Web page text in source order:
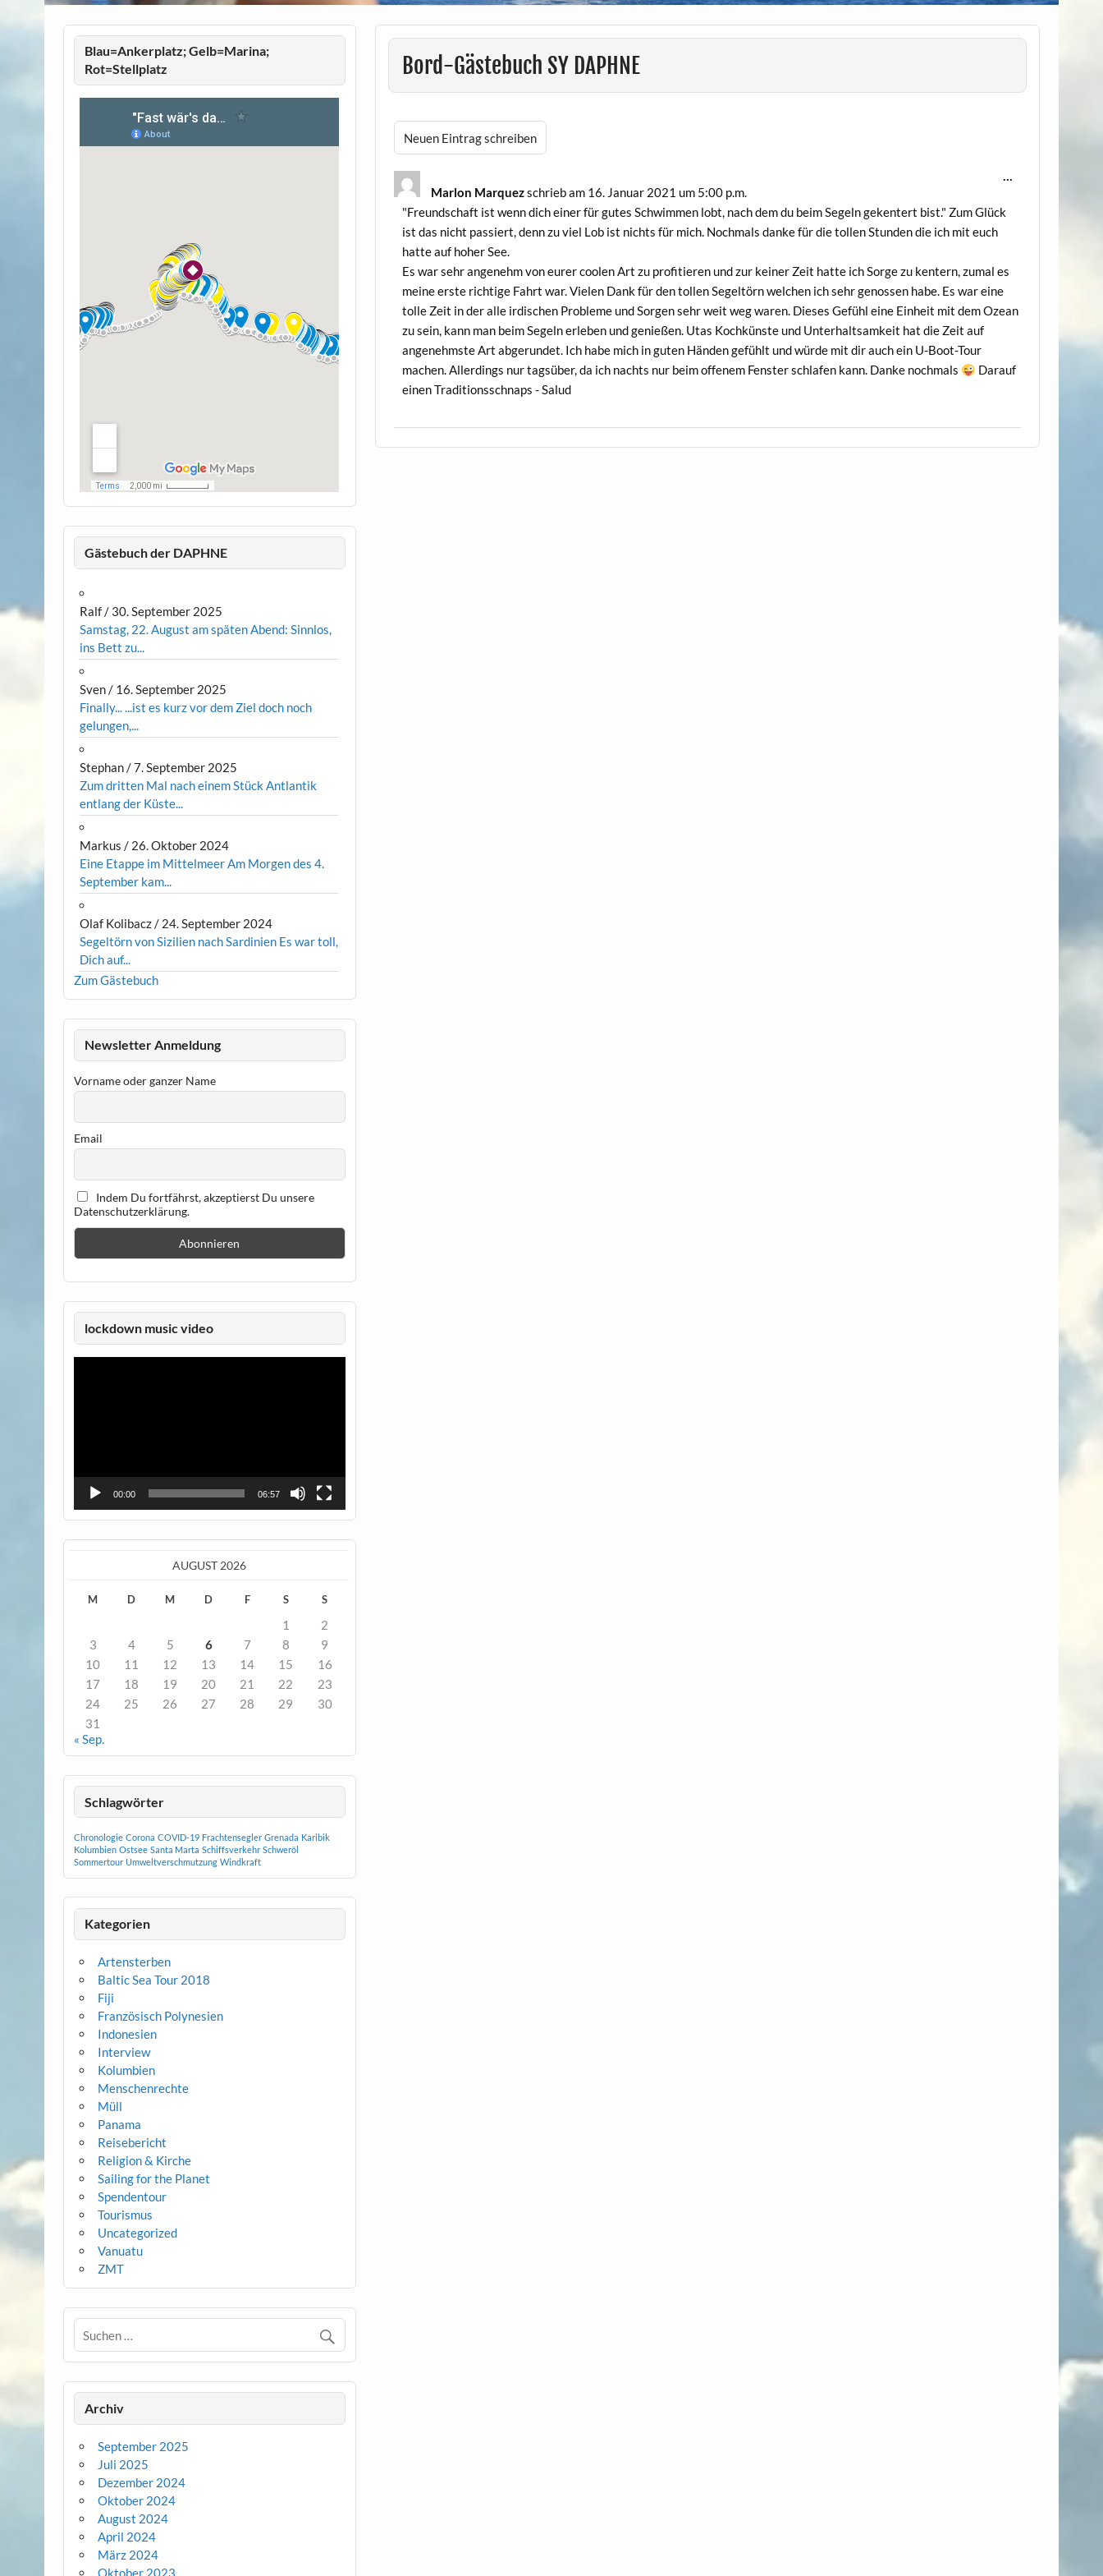
Bord-Gästebuch SY DAPHNE
Marlon Marquezschrieb am 16. Januar 2021 um 5:00 p.m.
"Freundschaft ist wenn dich einer für gutes Schwimmen lobt, nach dem du beim Segeln gekentert bist." Zum Glück
ist das nicht passiert, denn zu viel Lob ist nichts für mich. Nochmals danke für die tollen Stunden die ich mit euch
hatte auf hoher See.
Es war sehr angenehm von eurer coolen Art zu profitieren und zur keiner Zeit hatte ich Sorge zu kentern, zumal es
meine erste richtige Fahrt war. Vielen Dank für den tollen Segeltörn welchen ich sehr genossen habe. Es war eine
tolle Zeit in der alle irdischen Probleme und Sorgen sehr weit weg waren. Dieses Gefühl eine Einheit mit dem Ozean
zu sein, kann man beim Segeln erleben und genießen. Utas Kochkünste und Unterhaltsamkeit hat die Zeit auf
angenehmste Art abgerundet. Ich habe mich in guten Händen gefühlt und würde mit dir auch ein U-Boot-Tour
machen. Allerdings nur tagsüber, da ich nachts nur beim offenem Fenster schlafen kann. Danke nochmals
Darauf
einen Traditionsschnaps - Salud
...Diese
Blau=Ankerplatz; Gelb=Marina;
Rot=Stellplatz
Gästebuch der DAPHNE
Ralf/ 30. September 2025
Samstag, 22. August am späten Abend: Sinnlos,
ins Bett zu...
Sven/ 16. September 2025
Finally... ...ist es kurz vor dem Ziel doch noch
gelungen,...
Stephan/7. September 2025
Zum dritten Mal nach einem Stück Antlantik
entlang der Küste...
Markus / 26. Oktober 2024
Eine Etappe im Mittelmeer Am Morgen des 4.
September kam...
Olaf Kolibacz/ 24. September 2024
Segeltörn von Sizilien nach Sardinien Es war toll,
Dich auf...
Zum Gästebuch
Newsletter Anmeldung
Vorname oder ganzer Name
Email
Indem Du fortfährst, akzeptierst Du unsere
Datenschutzerklärung.
lockdown music video
Video-
00:00 06:57
AUGUST 2026
M D M D F S S
1
2
3
4 5 6 7 8
9
10
11 12 13 14 15
16
17
18 19 20 21 22
23
24
25 26 27 28 29
30
31
« Sep.
Schlagwörter
Chronologie Corona COVID-19 Frachtensegler Grenada Karibik
Kolumbien Ostsee Santa Marta Schiffsverkehr Schweröl
Sommertour Umweltverschmutzung Windkraft
Kategorien
Artensterben
Baltic Sea Tour 2018
Fiji
Französisch Polynesien
Indonesien
Interview
Kolumbien
Menschenrechte
Müll
Panama
Reisebericht
Religion & Kirche
Sailing for the Planet
Spendentour
Tourismus
Uncategorized
Vanuatu
ZMT
Archiv
September 2025
Juli 2025
Dezember 2024
Oktober 2024
August 2024
April 2024
März 2024
Oktober 2023